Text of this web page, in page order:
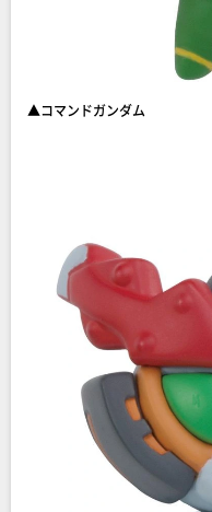
▲コマンドガンダム